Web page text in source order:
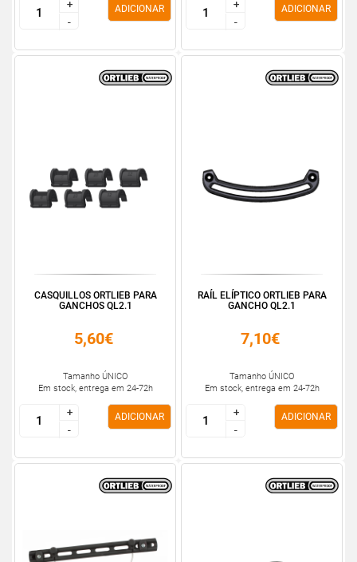
+
-
+
-
ADICIONAR
+
-
+
-
ADICIONAR
CASQUILLOS ORTLIEB PARA
GANCHOS QL2.1
5,60€
Tamanho ÚNICO
Em stock, entrega em 24-72h
+
-
+
-
ADICIONAR
RAÍL ELÍPTICO ORTLIEB PARA
GANCHO QL2.1
7,10€
Tamanho ÚNICO
Em stock, entrega em 24-72h
+
-
+
-
ADICIONAR